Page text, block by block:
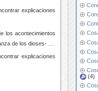
(4)
explicaciones
los acontecimientos
de los dioses- …
explicaciones